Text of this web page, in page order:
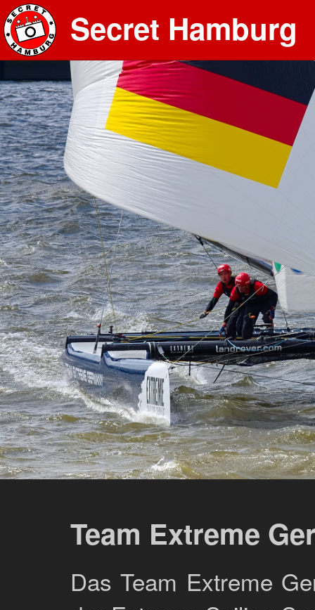
Secret Hamburg
Team Extreme
Das Team Extreme